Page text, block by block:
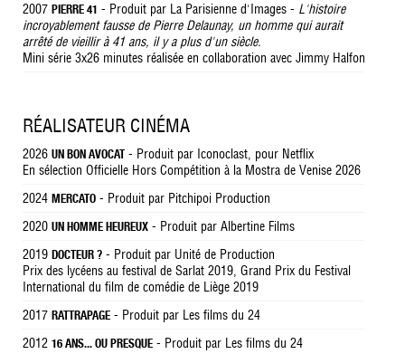
2007 PIERRE 41 - Produit par La Parisienne d'Images - L'histoire
incroyablement fausse de Pierre Delaunay, un homme qui aurait
arrêté de vieillir à 41 ans, il y a plus d'un siècle.
Mini série 3x26 minutes réalisée en collaboration avec Jimmy Halfon
RÉALISATEUR CINÉMA
2026 UN BON AVOCAT - Produit par Iconoclast, pour Netflix
En sélection Officielle Hors Compétition à la Mostra de Venise 2026
2024 MERCATO - Produit par Pitchipoi Production
2020 UN HOMME HEUREUX - Produit par Albertine Films
2019 DOCTEUR ? - Produit par Unité de Production
Prix des lycéens au festival de Sarlat 2019, Grand Prix du Festival
International du film de comédie de Liège 2019
2017 RATTRAPAGE - Produit par Les films du 24
2012 16 ANS... OU PRESQUE - Produit par Les films du 24